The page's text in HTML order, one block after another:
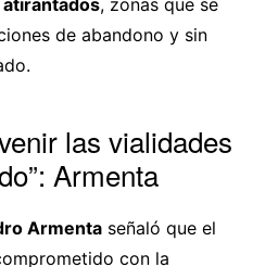
, zonas que se
de abandono y sin
las vialidades
Armenta
Armentaseñaló que el
con la